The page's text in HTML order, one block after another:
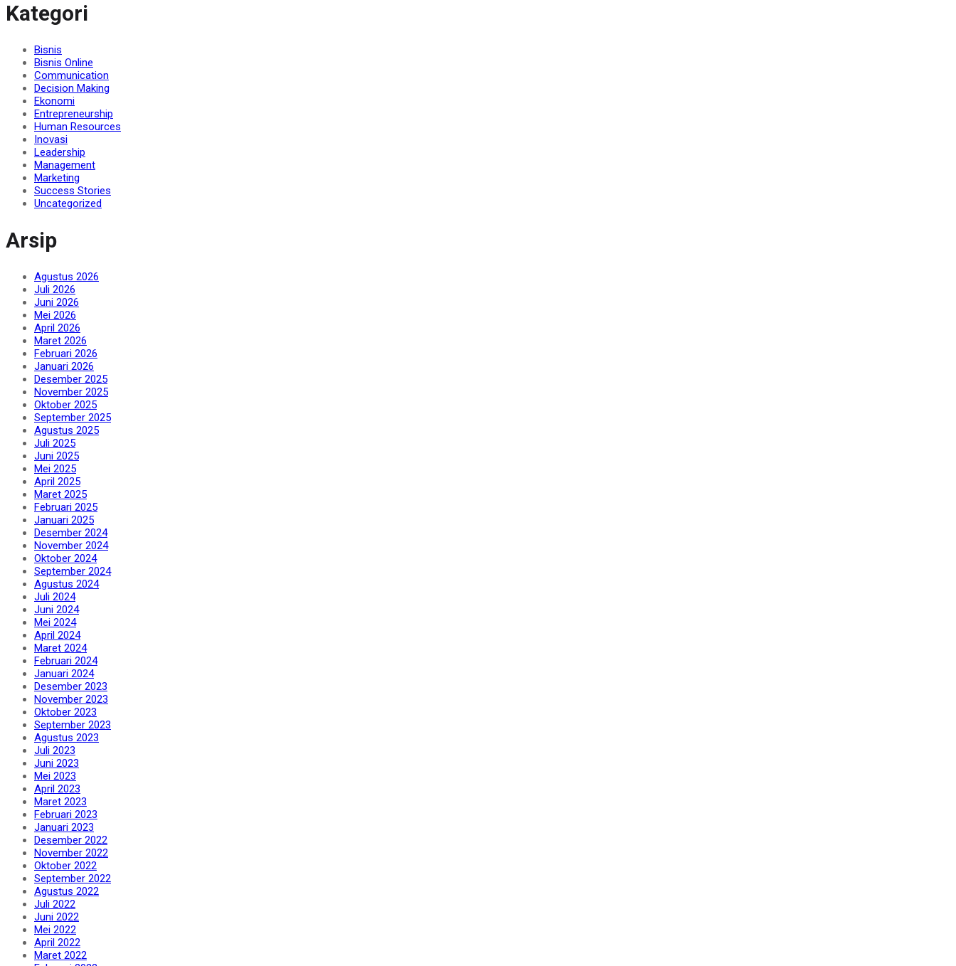
Kategori
Bisnis
Bisnis Online
Communication
Decision Making
Ekonomi
Entrepreneurship
Human Resources
Inovasi
Leadership
Management
Marketing
Success Stories
Uncategorized
Arsip
Agustus 2026
Juli 2026
Juni 2026
Mei 2026
April 2026
Maret 2026
Februari 2026
Januari 2026
Desember 2025
November 2025
Oktober 2025
September 2025
Agustus 2025
Juli 2025
Juni 2025
Mei 2025
April 2025
Maret 2025
Februari 2025
Januari 2025
Desember 2024
November 2024
Oktober 2024
September 2024
Agustus 2024
Juli 2024
Juni 2024
Mei 2024
April 2024
Maret 2024
Februari 2024
Januari 2024
Desember 2023
November 2023
Oktober 2023
September 2023
Agustus 2023
Juli 2023
Juni 2023
Mei 2023
April 2023
Maret 2023
Februari 2023
Januari 2023
Desember 2022
November 2022
Oktober 2022
September 2022
Agustus 2022
Juli 2022
Juni 2022
Mei 2022
April 2022
Maret 2022